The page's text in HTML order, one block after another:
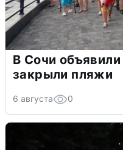
В Сочи
закрыли пляжи
6 августа 0